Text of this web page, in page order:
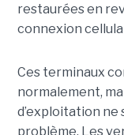
restaurées en
connexion
Ces terminaux
normalement,
d’exploitation ne
problème. Les